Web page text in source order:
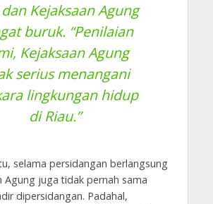
Kejaksaan Agung
buruk. “Penilaian
Kejaksaan Agung
serius menangani
lingkungan hidup
di Riau.”
selama persidangan berlangsung
Agung juga tidak pernah sama
dipersidangan. Padahal,